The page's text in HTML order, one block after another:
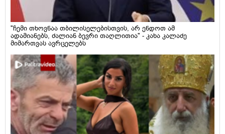
"ჩემი თხოვნაა თბილისელებისთვის, არ ენდოთ ამ
ადამიანებს, ძალიან ბევრი თაღლითია" - კახა კალაძე
მიმართვას ავრცელებს